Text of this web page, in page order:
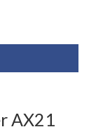
AX21